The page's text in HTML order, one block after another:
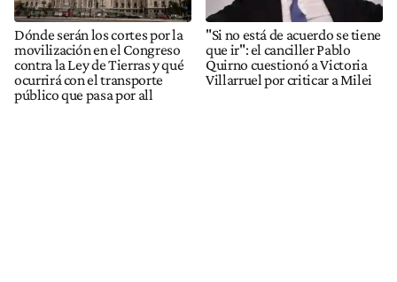
Dónde serán los cortes por la
movilización en el Congreso
contra la Ley de Tierras y qué
ocurrirá con el transporte
público que pasa por all
"Si no está de acuerdo se tiene
que ir": el canciller Pablo
Quirno cuestionó a Victoria
Villarruel por criticar a Milei